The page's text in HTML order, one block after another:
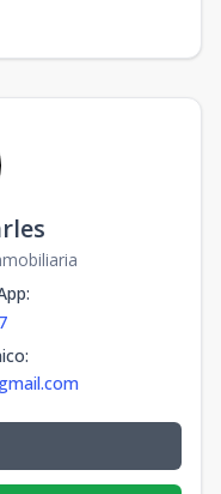
:
: